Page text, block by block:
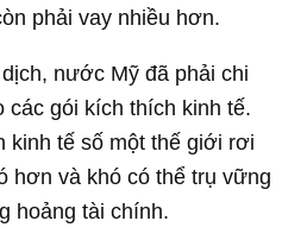
phải vay nhiều hơn.
nước Mỹ đã phải chi
các gói kích thích kinh tế.
kinh tế số một thế giới rơi
hơn và khó có thể trụ vững
hoảng tài chính.